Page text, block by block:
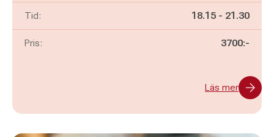
Tid: Pågår mellan
18.15 - och
21.30
Pris: 3700:-
Läs mer